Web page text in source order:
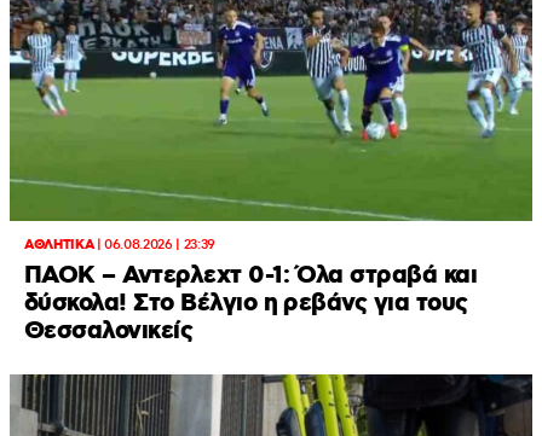
ΑΘΛΗΤΙΚΑ|06.08.2026 | 23:39
ΠΑΟΚ – Αντερλεχτ 0-1: Όλα στραβά και
δύσκολα! Στο Βέλγιο η ρεβάνς για τους
Θεσσαλονικείς